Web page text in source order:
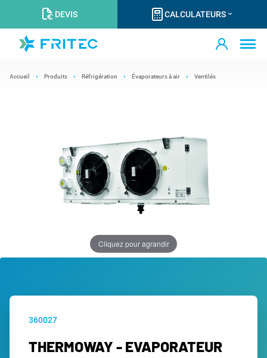
DEVIS CALCULATEURS
Accueil Produits Réfrigération Évaporateurs à air Ventilés
Cliquez pour agrandir
360027
THERMOWAY - EVAPORATEUR